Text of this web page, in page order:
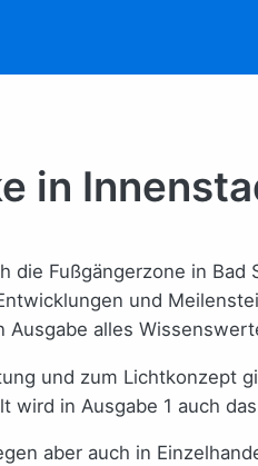
in
Fußgängerzone in
und
alles
und zum Lichtkonzept
in Ausgabe 1 auch
aber auch in